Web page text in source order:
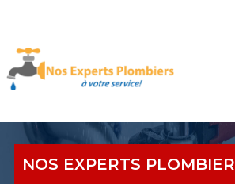
NOS EXPERTS PLOMBIER